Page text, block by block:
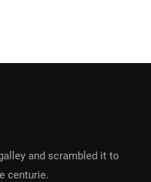
and scrambled it to
centurie.